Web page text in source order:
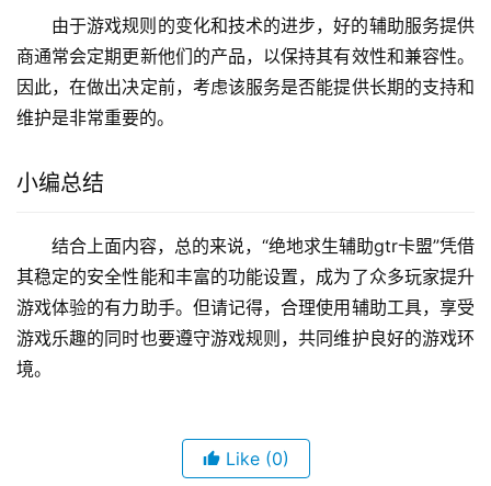
由于游戏规则的变化和技术的进步，好的辅助服务提供
商通常会定期更新他们的产品，以保持其有效性和兼容性。
因此，在做出决定前，考虑该服务是否能提供长期的支持和
维护是非常重要的。
小编总结
结合上面内容，总的来说，“绝地求生辅助gtr卡盟”凭借
其稳定的安全性能和丰富的功能设置，成为了众多玩家提升
游戏体验的有力助手。但请记得，合理使用辅助工具，享受
游戏乐趣的同时也要遵守游戏规则，共同维护良好的游戏环
境。
Like (0)